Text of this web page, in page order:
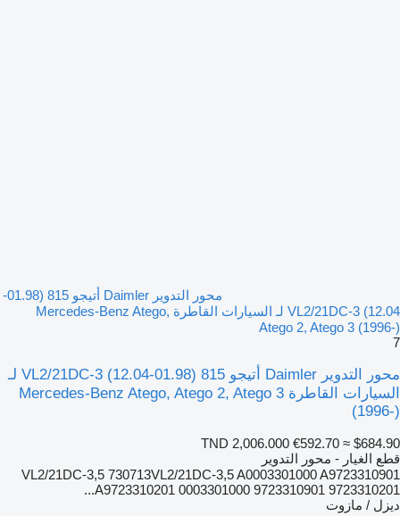
محور التدوير Daimler أتيجو 815 (01.98-
12.04) VL2/21DC-3 لـ السيارات القاطرة Mercedes-Benz Atego,
Atego 2, Atego 3 (1996-)
7
محور التدوير Daimler أتيجو 815 (01.98-12.04) VL2/21DC-3 لـ
السيارات القاطرة Mercedes-Benz Atego, Atego 2, Atego 3
(1996-)
TND 2,006.000 €592.70 ≈ $684.90
قطع الغيار - محور التدوير
VL2/21DC-3,5 730713VL2/21DC-3,5 A0003301000 A9723310901
A9723310201 0003301000 9723310901 9723310201...
ديزل / مازوت